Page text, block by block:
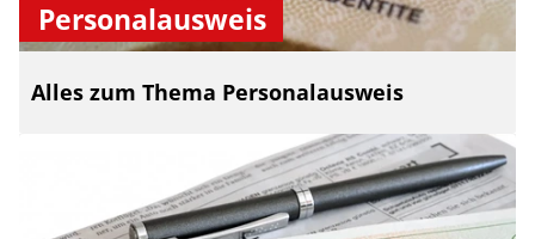
Personalausweis
Alles zum Thema Personalausweis